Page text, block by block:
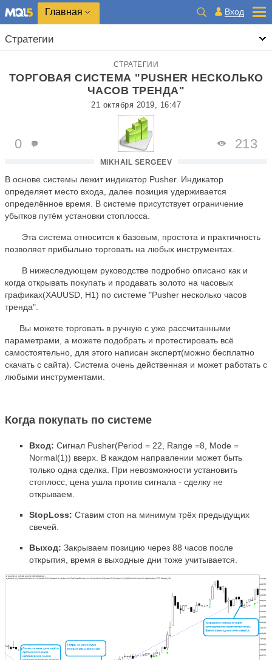
Главная Вход
Стратегии
СТРАТЕГИИ
ТОРГОВАЯ СИСТЕМА "PUSHER НЕСКОЛЬКО
ЧАСОВ ТРЕНДА"
21 октября 2019, 16:47
MIKHAIL SERGEEV
0 213
В основе системы лежит индикатор Pusher. Индикатор
определяет место входа, далее позиция удерживается
определённое время. В системе присутствует ограничение
убытков путём установки стоплосса.
Эта система относится к базовым, простота и практичность
позволяет прибыльно торговать на любых инструментах.
В нижеследующем руководстве подробно описано как и
когда открывать покупать и продавать золото на часовых
графиках(XAUUSD, H1) по системе "Pusher несколько часов
тренда".
Вы можете торговать в ручную с уже рассчитанными
параметрами, а можете подобрать и протестировать всё
самостоятельно, для этого написан эксперт(можно бесплатно
скачать с сайта). Система очень действенная и может работать с
любыми инструментами.
Когда покупать по системе
Вход: Сигнал Pusher(Period = 22, Range =8, Mode =
Normal(1)) вверх. В каждом направлении может быть
только одна сделка. При невозможности установить
стоплосс, цена ушла против сигнала - сделку не
открываем.
StopLoss: Ставим стоп на минимум трёх предыдущих
свечей.
Выход: Закрываем позицию через 88 часов после
открытия, время в выходные дни тоже учитывается.